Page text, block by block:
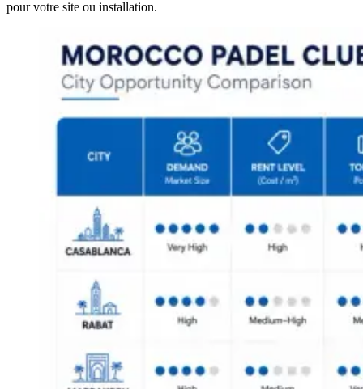
pour votre site ou installation.